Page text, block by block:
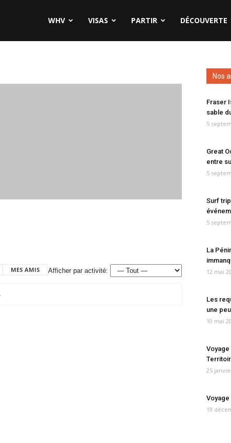
WHV VISAS PARTIR DÉCOUVERTE
MES AMIS Afficher par activité:
Nos
Fraser
sable
5
Great
entre
5
Surf
5
La
12 mai
Les
une
10 mai
25
19